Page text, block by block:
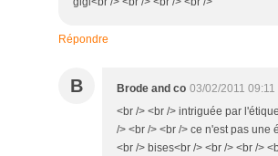
Répondre
B Brode and co 03/02/2011 09:11
<br /> <br /> intriguée par
/> <br /> <br /> ce n'est pas une
<br /> bises<br /> <br /> <br />